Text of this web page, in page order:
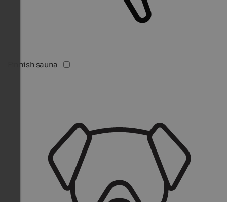
Finnish sauna